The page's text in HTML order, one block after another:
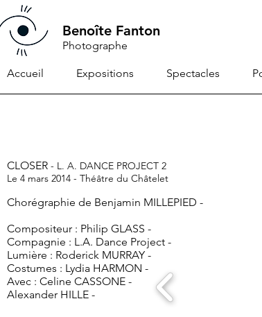
Benoîte Fanton
Photographe
Accueil Expositions Spectacles
CLOSER - L. A. DANCE PROJECT 2
Le 4 mars 2014 - Théâtre du Châtelet
Chorégraphie de Benjamin MILLEPIED -
Compositeur : Philip GLASS -
Compagnie : L.A. Dance Project -
Lumière : Roderick MURRAY -
Costumes : Lydia HARMON -
Avec : Celine CASSONE -
Alexander HILLE -